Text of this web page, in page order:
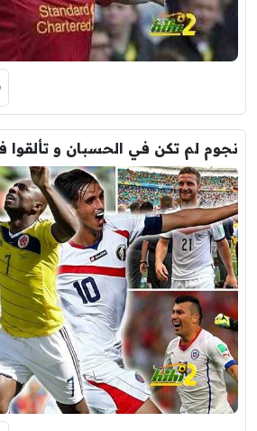
نجوم لم تكن في الحسبان و تألقوا